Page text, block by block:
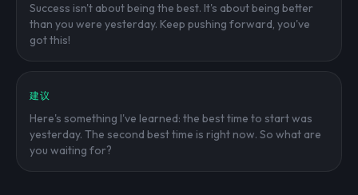
Success isn't about being the best. It's about being better
than you were yesterday. Keep pushing forward, you've
got this!
建议
Here's something I've learned: the best time to start was
yesterday. The second best time is right now. So what are
you waiting for?